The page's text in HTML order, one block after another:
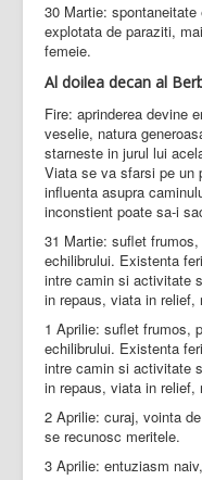
30 Martie:
explotata de paraziti,
femeie.
Al doilea decan al
Fire: aprinderea devine
veselie, natura
starneste in jurul lui
Viata se va sfarsi pe un
influenta asupra
inconstient poate sa-i
31 Martie: suflet
echilibrului. Existenta
intre camin si activitate
in repaus, viata in relief,
1 Aprilie: suflet frumos,
echilibrului. Existenta
intre camin si activitate
in repaus, viata in relief,
2 Aprilie: curaj, vointa
se recunosc meritele.
3 Aprilie: entuziasm